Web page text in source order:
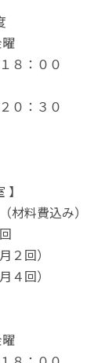
：００
：３０
材料費込み）
２回）
回）